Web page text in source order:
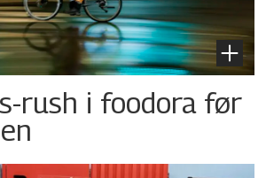
rush i foodora før